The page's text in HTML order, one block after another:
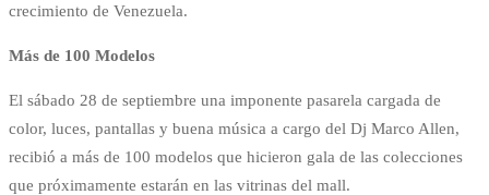
crecimiento de Venezuela.
Más de 100 Modelos
El sábado 28 de septiembre una imponente pasarela cargada de
color, luces, pantallas y buena música a cargo del Dj Marco Allen,
recibió a más de 100 modelos que hicieron gala de las colecciones
que próximamente estarán en las vitrinas del mall.